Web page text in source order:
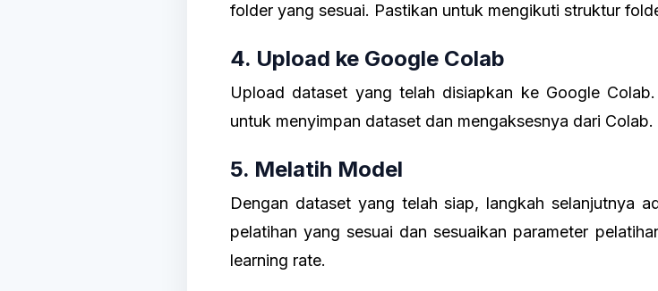
folder yang sesuai. Pastikan untuk mengikuti struktur
4. Upload ke Google Colab
Upload dataset yang telah disiapkan ke Google
untuk menyimpan dataset dan mengaksesnya dari Colab.
5. Melatih Model
Dengan dataset yang telah siap, langkah selanjutnya
pelatihan yang sesuai dan sesuaikan parameter
learning rate.